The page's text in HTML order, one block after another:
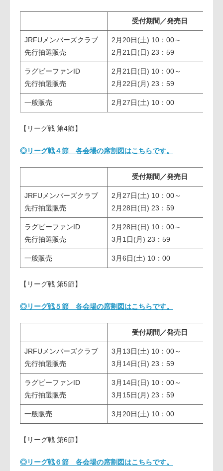
受付期間／発売日
JRFUメンバーズクラブ
先行抽選販売
2月20日(土) 10：00～
2月21日(日) 23：59
ラグビーファンID
先行抽選販売
2月21日(日) 10：00～
2月22日(月) 23：59
一般販売 2月27日(土) 10：00
【リーグ戦 第4節】
◎リーグ戦４節 各会場の席割図はこちらです。
受付期間／発売日
JRFUメンバーズクラブ
先行抽選販売
2月27日(土) 10：00～
2月28日(日) 23：59
ラグビーファンID
先行抽選販売
2月28日(日) 10：00～
3月1日(月) 23：59
一般販売 3月6日(土) 10：00
【リーグ戦 第5節】
◎リーグ戦５節 各会場の席割図はこちらです。
受付期間／発売日
JRFUメンバーズクラブ
先行抽選販売
3月13日(土) 10：00～
3月14日(日) 23：59
ラグビーファンID
先行抽選販売
3月14日(日) 10：00～
3月15日(月) 23：59
一般販売 3月20日(土) 10：00
【リーグ戦 第6節】
◎リーグ戦６節 各会場の席割図はこちらです。